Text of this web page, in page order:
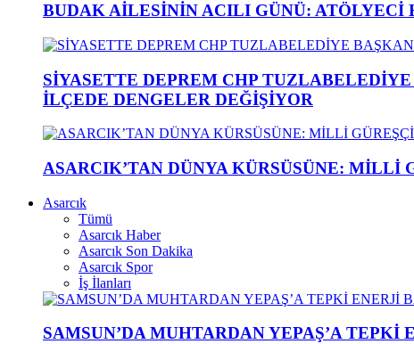
BUDAK AİLESİNİN ACILI GÜNÜ: ATÖLYECİ
SİYASETTE DEPREM CHP
İLÇEDE DENGELER DEĞİŞİYOR
ASARCIK’TAN DÜNYA KÜRSÜSÜNE: MİLLİ
Asarcık
Tümü
Asarcık Haber
Asarcık Son Dakika
Asarcık Spor
İş İlanları
SAMSUN’DA MUHTARDAN YEPAŞ’A